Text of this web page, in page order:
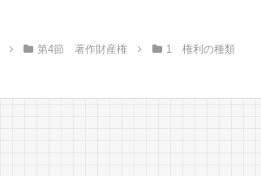
第4節 著作財産権 1 権利の種類